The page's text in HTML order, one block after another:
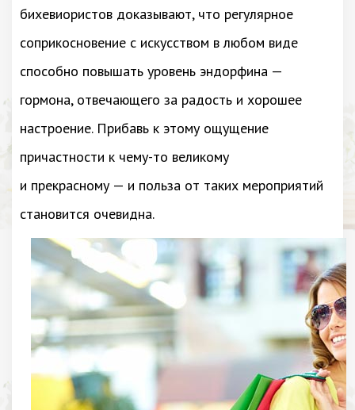
бихевиористов доказывают, что регулярное
соприкосновение с искусством в любом виде
способно повышать уровень эндорфина —
гормона, отвечающего за радость и хорошее
настроение. Прибавь к этому ощущение
причастности к чему-то великому
и прекрасному — и польза от таких мероприятий
становится очевидна.